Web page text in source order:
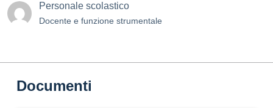
Personale scolastico
Docente e funzione strumentale
Documenti